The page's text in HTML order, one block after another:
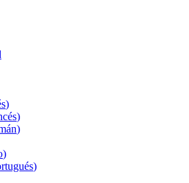
)
)
)
)
)